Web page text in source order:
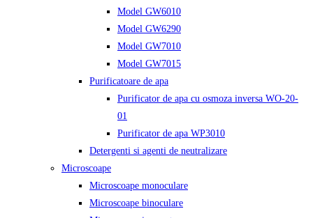
Model GW6010
Model GW6290
Model GW7010
Model GW7015
Purificatoare de apa
Purificator de apa cu osmoza inversa WO-20-
01
Purificator de apa WP3010
Detergenti si agenti de neutralizare
Microscoape
Microscoape monoculare
Microscoape binoculare